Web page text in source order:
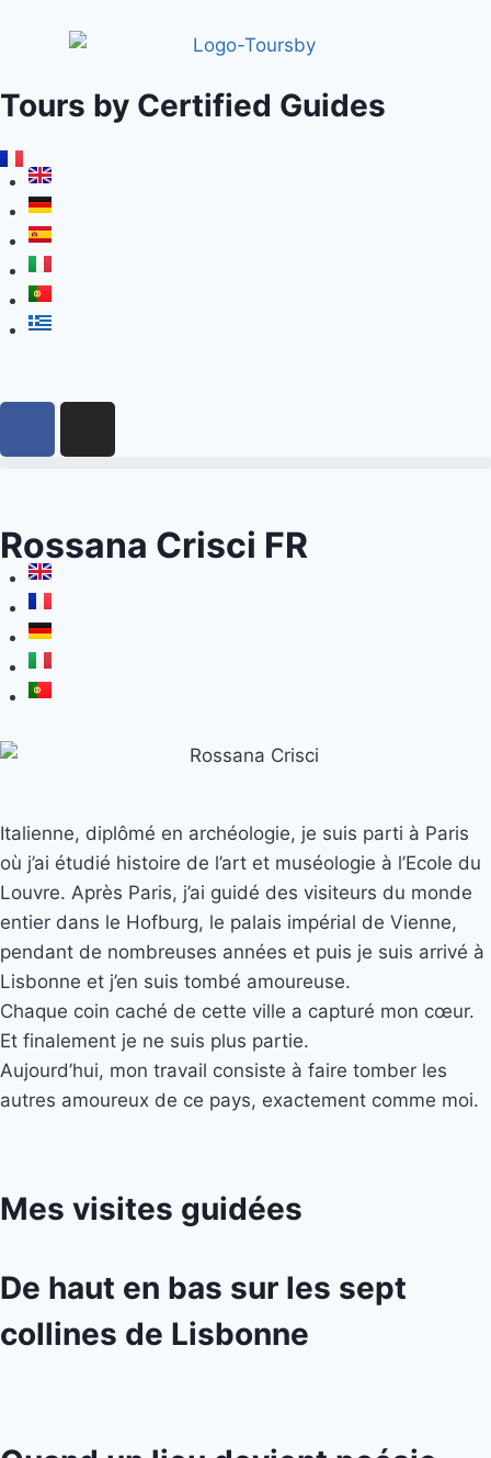
Tours by Certified Guides
Rossana Crisci FR
Italienne, diplômé en archéologie, je suis parti à Paris
où j’ai étudié histoire de l’art et muséologie à l’Ecole du
Louvre. Après Paris, j’ai guidé des visiteurs du monde
entier dans le Hofburg, le palais impérial de Vienne,
pendant de nombreuses années et puis je suis arrivé à
Lisbonne et j’en suis tombé amoureuse.
Chaque coin caché de cette ville a capturé mon cœur.
Et finalement je ne suis plus partie.
Aujourd’hui, mon travail consiste à faire tomber les
autres amoureux de ce pays, exactement comme moi.
Mes visites guidées
De haut en bas sur les sept
collines de Lisbonne